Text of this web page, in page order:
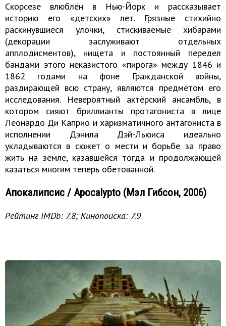
Скорсезе влюблён в Нью-Йорк и рассказывает
историю его «детских» лет. Грязные стихийно
раскинувшиеся улочки, стискиваемые хибарами
(декорации заслуживают отдельных
апплодисментов), нищета и постоянный передел
бандами этого неказистого «пирога» между 1846 и
1862 годами на фоне Гражданской войны,
раздирающей всю страну, являются предметом его
исследования. Невероятный актёрский ансамбль, в
котором сияют бриллианты протагониста в лице
Леонардо Ди Каприо и харизматичного антагониста в
исполнении Дэнила Дэй-Льюиса идеально
укладываются в сюжет о мести и борьбе за право
жить на земле, казавшейся тогда и продолжающей
казаться многим теперь обетованной.
Апокалипсис / Apocalypto (Мэл Гибсон, 2006)
Рейтинг IMDb: 7.8; Кинопоиска: 7.9